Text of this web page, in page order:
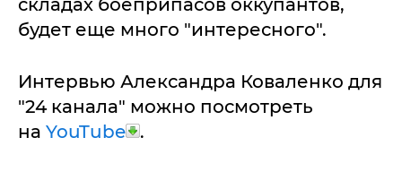
складах боеприпасов оккупантов,
будет еще много "интересного".
Интервью Александра Коваленко для
"24 канала" можно посмотреть
на YouTube .